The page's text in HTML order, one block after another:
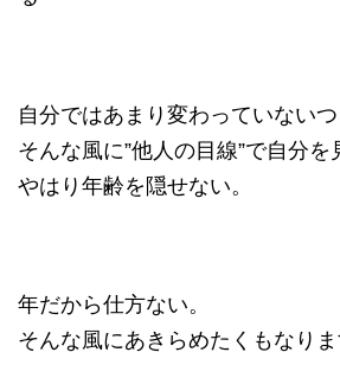
自分ではあまり変わっていない
そんな風に”他人の目線”で自分を
やはり年齢を隠せない。
年だから仕方ない。
そんな風にあきらめたくもなりま